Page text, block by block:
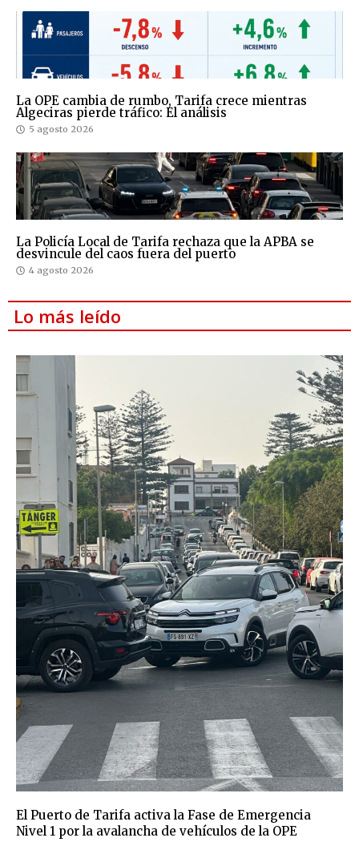
La OPE cambia de rumbo, Tarifa crece mientras
Algeciras pierde tráfico: El análisis
5 agosto 2026
La Policía Local de Tarifa rechaza que la APBA se
desvincule del caos fuera del puerto
4 agosto 2026
Lo más leído
El Puerto de Tarifa activa la Fase de Emergencia
Nivel 1 por la avalancha de vehículos de la OPE